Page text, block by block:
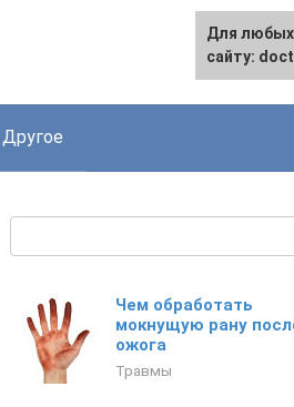
Другое
Чем обработать
мокнущую рану
ожога
Травмы
Для
сайту: